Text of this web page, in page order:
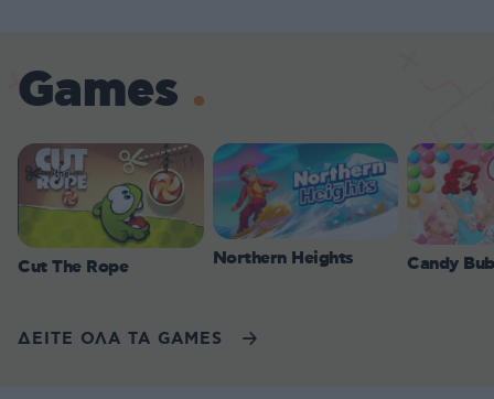
Games
Cut The Rope Northern Heights Candy
ΔΕΙΤΕ ΟΛΑ ΤΑ GAMES